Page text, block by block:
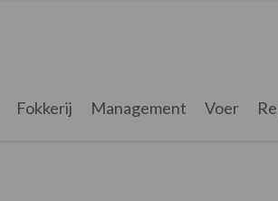
Fokkerij Management Voer